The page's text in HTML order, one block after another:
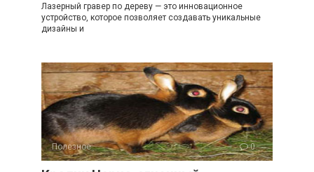
Лазерный гравер по дереву — это инновационное
устройство, которое позволяет создавать уникальные
дизайны и
Полезное 0